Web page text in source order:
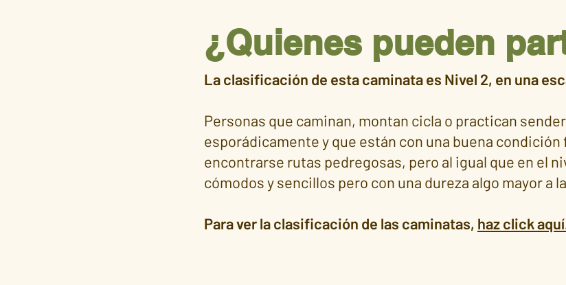
¿Quienes pueden
La clasificación de esta caminata es Nivel 2, en una
Personas que caminan, montan cicla o practican
esporádicamente y que están con una buena condición
encontrarse rutas pedregosas, pero al igual que en el
cómodos y sencillos pero con una dureza algo mayor a
Para ver la clasificación de las caminatas, haz click